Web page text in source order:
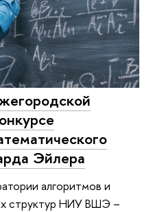
Эйлера
алгоритмов и
структур НИУ ВШЭ –